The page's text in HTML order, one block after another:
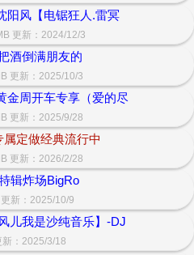
阳风【电锯狂人.雷冥
更新：2024/12/3
酒倒满朋友的
更新：2025/10/3
金周开车专享（爱的尽
更新：2025/9/28
定做经典流行中
更新：2026/2/28
辑炸场BigRo
新：2025/10/9
儿我是沙纯音乐】-DJ
：2025/3/18